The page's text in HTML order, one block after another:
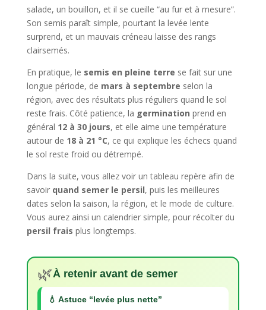
salade, un bouillon, et il se cueille “au fur et à mesure”.
Son semis paraît simple, pourtant la levée lente
surprend, et un mauvais créneau laisse des rangs
clairsemés.
En pratique, le semis en pleine terre se fait sur une
longue période, de mars à septembre selon la
région, avec des résultats plus réguliers quand le sol
reste frais. Côté patience, la germination prend en
général 12 à 30 jours, et elle aime une température
autour de 18 à 21 °C, ce qui explique les échecs quand
le sol reste froid ou détrempé.
Dans la suite, vous allez voir un tableau repère afin de
savoir quand semer le persil, puis les meilleures
dates selon la saison, la région, et le mode de culture.
Vous aurez ainsi un calendrier simple, pour récolter du
persil frais plus longtemps.
🌿À retenir avant de semer
💧 Astuce “levée plus nette”